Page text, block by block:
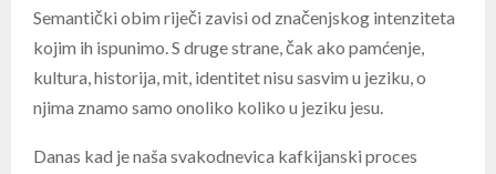
Semantički obim riječi zavisi od značenjskog intenziteta
kojim ih ispunimo. S druge strane, čak ako pamćenje,
kultura, historija, mit, identitet nisu sasvim u jeziku, o
njima znamo samo onoliko koliko u jeziku jesu.
Danas kad je naša svakodnevica kafkijanski proces